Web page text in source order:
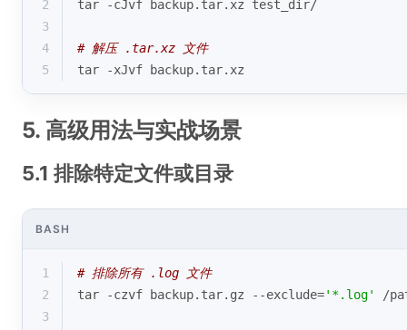
2
tar -cJvf backup.tar.xz test_dir/
3
4
# 解压 .tar.xz 文件
5
tar -xJvf backup.tar.xz
5. 高级用法与实战场景
5.1 排除特定文件或目录
BASH
1
# 排除所有 .log 文件
2
tar -czvf backup.tar.gz --exclude='*.log'
/
3